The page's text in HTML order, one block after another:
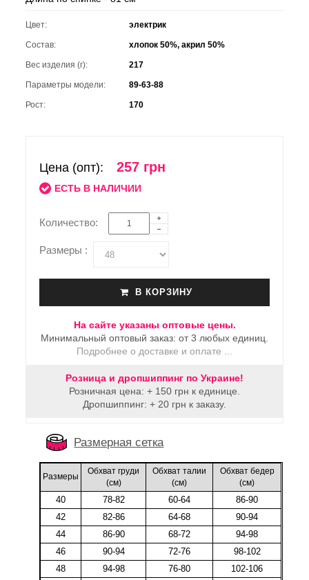
Цвет: электрик
Состав: хлопок 50%, акрил 50%
Вес изделия (г): 217
Параметры модели: 89-63-88
Рост: 170
Цена (опт): 257 грн
ЕСТЬ В НАЛИЧИИ
Количество:
Размеры :
В КОРЗИНУ
На сайте указаны оптовые цены.
Минимальный оптовый заказ: от 3 любых единиц.
Подробнее о доставке и оплате ...
Розница и дропшиппинг по Украине!
Розничная цена: + 150 грн к единице.
Дропшиппинг: + 20 грн к заказу.
Размерная сетка
Размеры
Обхват груди
(cм)
Обхват талии
(cм)
Обхват бедер
(cм)
40 78-82 60-64
86-90
42
82-86 64-68
90-94
44
86-90 68-72
94-98
46
90-94 72-76
98-102
48
94-98 76-80
102-106